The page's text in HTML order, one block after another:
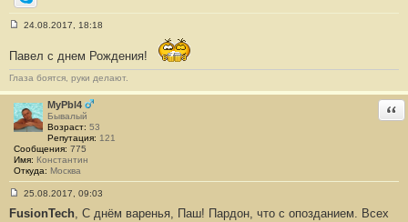
Skype
о
щ
и
е
#
7
2
24.08.2017, 18:18
Павел с днем Рождения!
Глаза боятся, руки делают.
MyPbl4
Бывалый
Возраст: 53
Репутация: 121
Сообщения: 775
Имя: Константин
Откуда: Москва
о
25.08.2017, 09:03
FusionTech, С днём варенья, Паш! Пардон, что с опозданием. Всех